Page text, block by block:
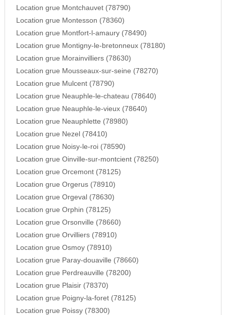
Location grue Montchauvet (78790)
Location grue Montesson (78360)
Location grue Montfort-l-amaury (78490)
Location grue Montigny-le-bretonneux (78180)
Location grue Morainvilliers (78630)
Location grue Mousseaux-sur-seine (78270)
Location grue Mulcent (78790)
Location grue Neauphle-le-chateau (78640)
Location grue Neauphle-le-vieux (78640)
Location grue Neauphlette (78980)
Location grue Nezel (78410)
Location grue Noisy-le-roi (78590)
Location grue Oinville-sur-montcient (78250)
Location grue Orcemont (78125)
Location grue Orgerus (78910)
Location grue Orgeval (78630)
Location grue Orphin (78125)
Location grue Orsonville (78660)
Location grue Orvilliers (78910)
Location grue Osmoy (78910)
Location grue Paray-douaville (78660)
Location grue Perdreauville (78200)
Location grue Plaisir (78370)
Location grue Poigny-la-foret (78125)
Location grue Poissy (78300)